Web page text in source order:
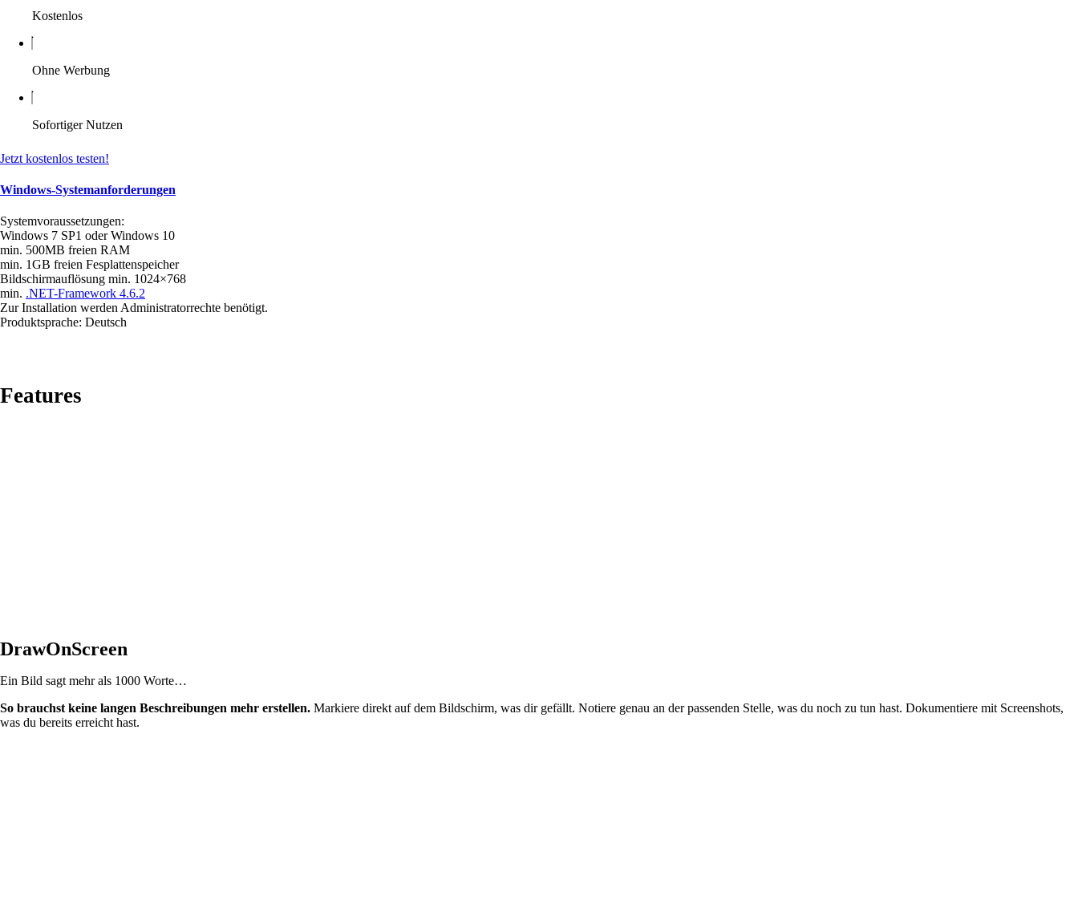
Kostenlos
Ohne Werbung
Sofortiger Nutzen
Jetzt kostenlos testen!
Windows-Systemanforderungen
Systemvoraussetzungen:
Windows 7 SP1 oder Windows 10
min. 500MB freien RAM
min. 1GB freien Fesplattenspeicher
Bildschirmauflösung min. 1024×768
min. .NET-Framework 4.6.2
Zur Installation werden Administratorrechte benötigt.
Produktsprache: Deutsch
Features
DrawOnScreen
Ein Bild sagt mehr als 1000 Worte…
So brauchst keine langen Beschreibungen mehr erstellen. Markiere direkt auf dem Bildschirm, was dir gefällt. Notiere genau an der passenden Stelle, was du noch zu tun hast. Dokumentiere mit Screenshots,
was du bereits erreicht hast.